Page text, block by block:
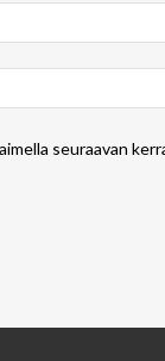
seuraavan